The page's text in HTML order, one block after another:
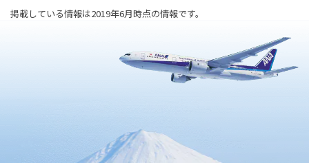
掲載している情報は2019年6月時点の情報です。